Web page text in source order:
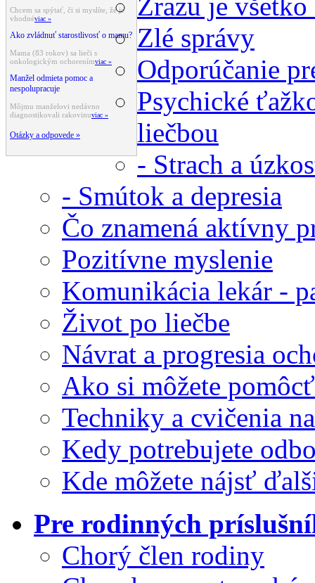
Chcem sa spýtať, či si myslíte, že je
vhodnéviac »
Ako zvládnuť starostlivosť o mamu?
Mama (83 rokov) sa lieči s
onkologickým ochorenímviac »
Manžel odmieta pomoc a
nespolupracuje
Môjmu manželovi nedávno
diagnostikovali rakovinuviac »
Otázky a odpovede »
Zlé správy
Odporúčanie
Psychické
liečbou
- Strach a
- Smútok a depresia
Čo znamená aktívny
Pozitívne myslenie
Komunikácia lekár -
Život po liečbe
Návrat a progresia
Ako si môžete
Techniky a cvičenia
Kedy potrebujete
Kde môžete nájsť
Pre rodinných
Chorý člen rodiny